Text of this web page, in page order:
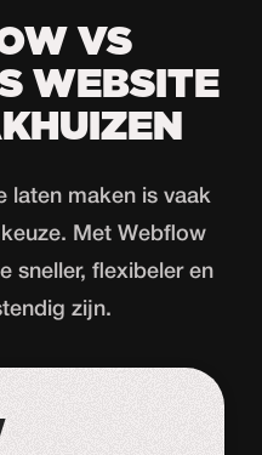
VS
WEBSITE
laten maken is vaak
Met Webflow
sneller, flexibeler en
zijn.